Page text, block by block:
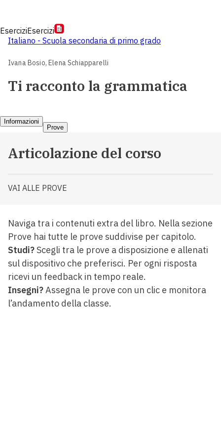
EserciziEsercizi
Italiano - Scuola secondaria di primo grado
Ivana Bosio,Elena Schiapparelli
Ti racconto la grammatica
Informazioni
Prove
Articolazione del corso
VAI ALLE PROVE
Naviga tra i contenuti extra del libro. Nella sezione
Prove hai tutte le prove suddivise per capitolo.
Studi?Scegli tra le prove a disposizione e allenati
sul dispositivo che preferisci. Per ogni risposta
ricevi un feedback in tempo reale.
Insegni? Assegna le prove con un clic e monitora
l’andamento della classe.